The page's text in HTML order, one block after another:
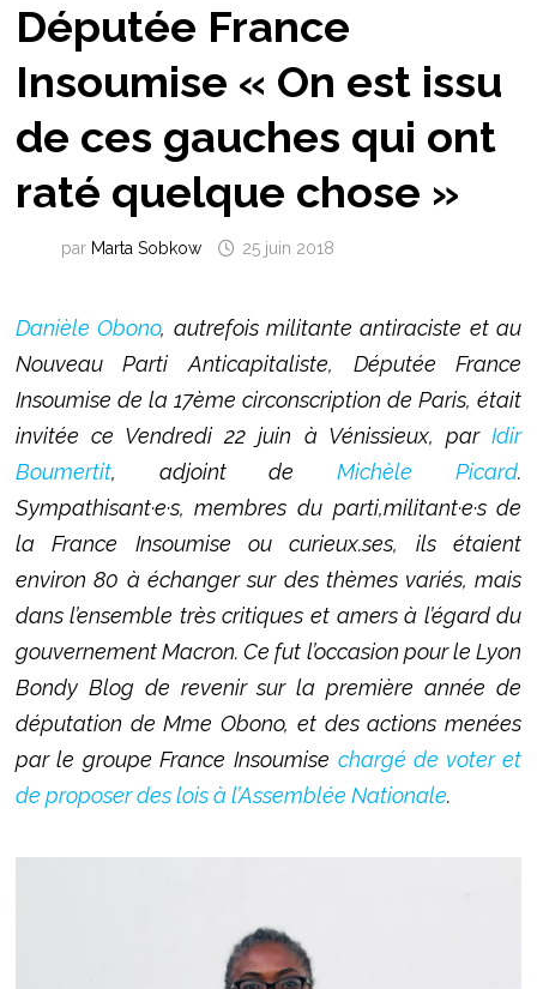
Députée France
Insoumise « On est issu
de ces gauches qui ont
raté quelque chose »
par Marta Sobkow 25 juin 2018
Danièle Obono, autrefois militante antiraciste et au
Nouveau Parti Anticapitaliste, Députée France
Insoumise de la 17ème circonscription de Paris, était
invitée ce Vendredi 22 juin à Vénissieux, parIdir
Boumertit, adjoint deMichèle Picard.
Sympathisant·e·s, membres du parti,militant·e·s de
la France Insoumise ou curieux.ses, ils étaient
environ 80 à échanger sur des thèmes variés, mais
dans l’ensemble très critiques et amers à l’égard du
gouvernement Macron. Ce fut l’occasion pour le Lyon
Bondy Blog de revenir sur la première année de
députation de Mme Obono, et des actions menées
par le groupe France Insoumise chargé de voter et
de proposer des lois à l’Assemblée Nationale.